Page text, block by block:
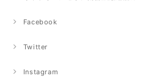
Facebook
Twitter
Instagram